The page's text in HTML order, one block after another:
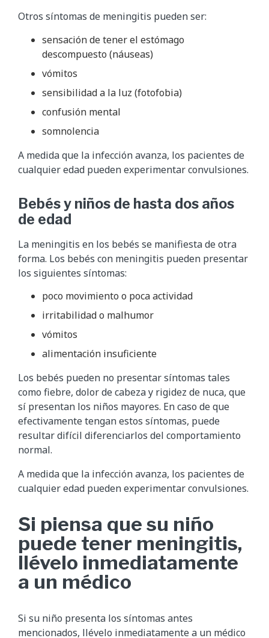
Otros síntomas de meningitis pueden ser:
sensación de tener el estómago
descompuesto (náuseas)
vómitos
sensibilidad a la luz (fotofobia)
confusión mental
somnolencia
A medida que la infección avanza, los pacientes de
cualquier edad pueden experimentar convulsiones.
Bebés y niños de hasta dos años
de edad
La meningitis en los bebés se manifiesta de otra
forma. Los bebés con meningitis pueden presentar
los siguientes síntomas:
poco movimiento o poca actividad
irritabilidad o malhumor
vómitos
alimentación insuficiente
Los bebés pueden no presentar síntomas tales
como fiebre, dolor de cabeza y rigidez de nuca, que
sí presentan los niños mayores. En caso de que
efectivamente tengan estos síntomas, puede
resultar difícil diferenciarlos del comportamiento
normal.
A medida que la infección avanza, los pacientes de
cualquier edad pueden experimentar convulsiones.
Si piensa que su niño
puede tener meningitis,
llévelo inmediatamente
a un médico
Si su niño presenta los síntomas antes
mencionados, llévelo inmediatamente a un médico